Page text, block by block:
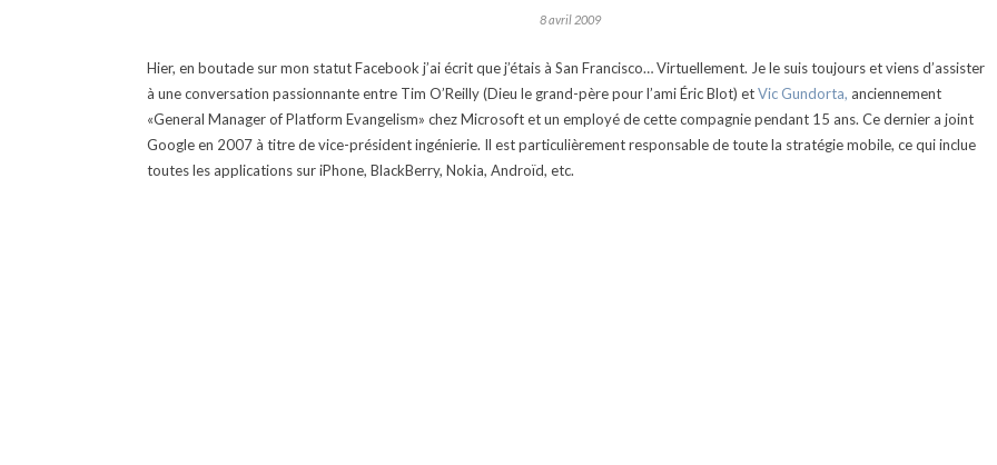
8 avril 2009
Hier, en boutade sur mon statut Facebook j’ai écrit que j’étais à San Francisco… Virtuellement. Je le suis toujours et viens d’assister
à une conversation passionnante entre Tim O’Reilly (Dieu le grand-père pour l’ami Éric Blot) etVic Gundorta, anciennement
«General Manager of Platform Evangelism» chez Microsoft et un employé de cette compagnie pendant 15 ans. Ce dernier a joint
Google en 2007 à titre de vice-président ingénierie. Il est particulièrement responsable de toute la stratégie mobile, ce qui inclue
toutes les applications sur iPhone, BlackBerry, Nokia, Androïd, etc.